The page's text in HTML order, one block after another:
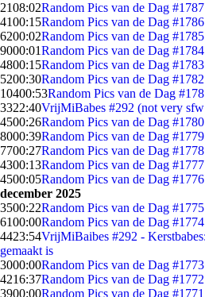
2108:02Random Pics van de Dag #1787
4100:15Random Pics van de Dag #1786
6200:02Random Pics van de Dag #1785
9000:01Random Pics van de Dag #1784
4800:15Random Pics van de Dag #1783
5200:30Random Pics van de Dag #1782
10400:53Random Pics van de Dag
3322:40VrijMiBabes #292 (not very
4500:26Random Pics van de Dag #1780
8000:39Random Pics van de Dag #1779
7700:27Random Pics van de Dag #1778
4300:13Random Pics van de Dag #1777
4500:05Random Pics van de Dag #1776
december 2025
3500:22Random Pics van de Dag #1775
6100:00Random Pics van de Dag #1774
4423:54VrijMiBaibes #292 -
gemaakt is
3000:00Random Pics van de Dag #1773
4216:37Random Pics van de Dag
3900:00Random Pics van de Dag